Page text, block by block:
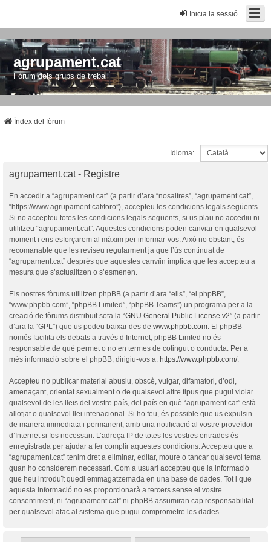
Inicia la sessió
agrupament.cat
Fòrum dels grups de treball
Índex del fòrum
Idioma:
agrupament.cat - Registre
En accedir a “agrupament.cat” (a partir d’ara “nosaltres”, “agrupament.cat”,
“https://www.agrupament.cat/foro”), accepteu les condicions legals següents.
Si no accepteu totes les condicions legals següents, si us plau no accediu ni
utilitzeu “agrupament.cat”. Aquestes condicions poden canviar en qualsevol
moment i ens esforçarem al màxim per informar-vos. Això no obstant, és
recomanable que les reviseu regularment ja que l’ús continuat de
“agrupament.cat” després que aquestes canvïin implica que les accepteu a
mesura que s’actualitzen o s’esmenen.
Els nostres fòrums utilitzen phpBB (a partir d’ara “ells”, “el phpBB”,
“www.phpbb.com”, “phpBB Limited”, “phpBB Teams”) un programa per a la
creació de fòrums distribuït sota la “GNU General Public License v2” (a partir
d’ara la “GPL”) que us podeu baixar des de www.phpbb.com . El phpBB
només facilita els debats a través d’Internet; phpBB Limted no és
responsable de què permet o no en termes de cotingut o conducta. Per a
més informació sobre el phpBB, dirigiu-vos a: https://www.phpbb.com/.
Accepteu no publicar material abusiu, obscè, vulgar, difamatori, d’odi,
amenaçant, orientat sexualment o de qualsevol altre tipus que pugui violar
qualsevol de les lleis del vostre país, del país en què “agrupament.cat” està
allotjat o qualsevol llei intenacional. Si ho feu, és possible que us expulsin
de manera immediata i permanent, amb una notificació al vostre proveïdor
d’Internet si fos necessari. L’adreça IP de totes les vostres entrades és
enregistrada per ajudar a fer complir aquestes condicions. Accepteu que a
“agrupament.cat” tenim dret a eliminar, editar, moure o tancar qualsevol tema
quan ho considerem necessari. Com a usuari accepteu que la informació
que heu introduït quedi emmagatzemada en una base de dades. Tot i que
aquesta informació no es proporcionarà a tercers sense el vostre
consentiment, ni “agrupament.cat” ni phpBB assumiran cap responsabilitat
per qualsevol atac al sistema que pugui comprometre les dades.